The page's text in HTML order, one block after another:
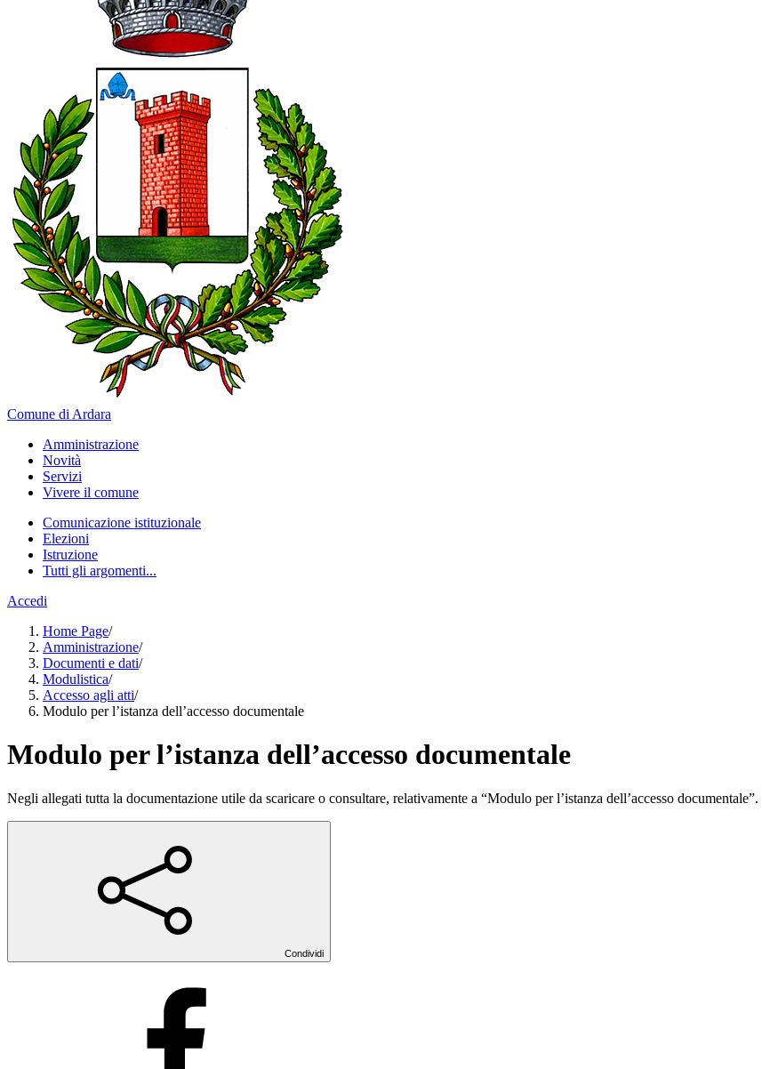
Comune di Ardara
Amministrazione
Novità
Servizi
Vivere il comune
Comunicazione istituzionale
Elezioni
Istruzione
Tutti gli argomenti...
Accedi
Home Page/
Amministrazione/
Documenti e dati/
Modulistica/
Accesso agli atti/
Modulo per l’istanza dell’accesso documentale
Modulo per l’istanza dell’accesso documentale
Negli allegati tutta la documentazione utile da scaricare o consultare, relativamente a “Modulo per l’istanza dell’accesso documentale”.
Condividi